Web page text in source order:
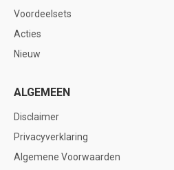
Voordeelsets
Acties
Nieuw
ALGEMEEN
Disclaimer
Privacyverklaring
Algemene Voorwaarden